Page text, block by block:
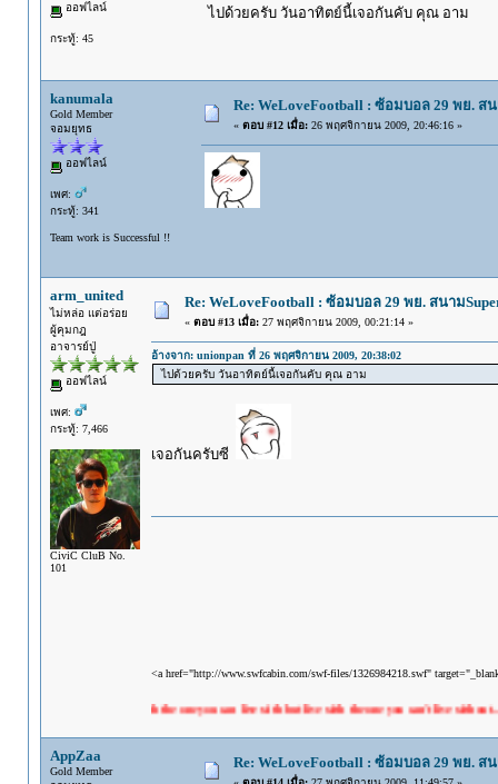
ออฟไลน์
กระทู้: 45
ไปด้วยครับ วันอาทิตย์นี้เจอกันคับ คุณ อาม
kanumala
Gold Member
จอมยุทธ
ออฟไลน์
เพศ:
กระทู้: 341
Team work is Successful !!
Re: WeLoveFootball : ซ้อมบอล 29 พย. ส
« ตอบ #12 เมื่อ:26 พฤศจิกายน 2009, 20:46:16 »
arm_united
ไม่หล่อ แต่อร่อย
ผู้คุมกฎ
อาจารย์ปู่
ออฟไลน์
เพศ:
กระทู้: 7,466
CiviC CluB No.
101
Re: WeLoveFootball : ซ้อมบอล 29 พย. สนาม
« ตอบ #13 เมื่อ:27 พฤศจิกายน 2009, 00:21:14 »
อ้างจาก: unionpan ที่ 26 พฤศจิกายน 2009, 20:38:02
ไปด้วยครับ วันอาทิตย์นี้เจอกันคับ คุณ อาม
เจอกันครับซี
<a href="http://www.swfcabin.com/swf-files/1326984218.swf"
"Don't live with the one you can live with but live with the one you can't live without...."
AppZaa
Gold Member
Re: WeLoveFootball : ซ้อมบอล 29 พย. ส